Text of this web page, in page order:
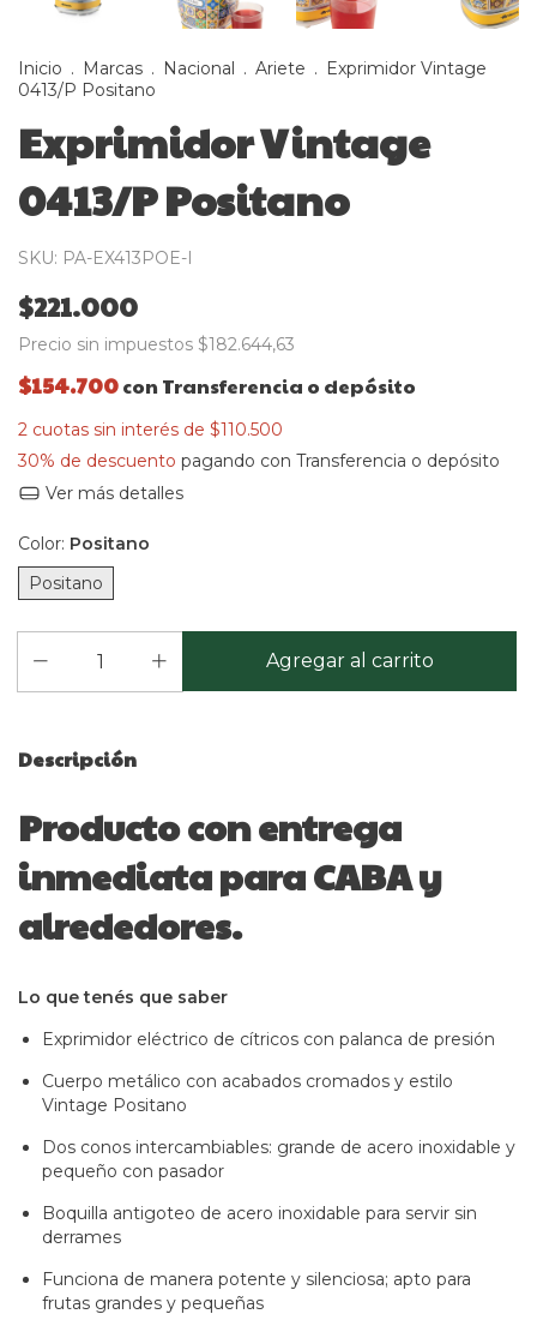
Inicio . Marcas . Nacional . Ariete . Exprimidor Vintage
0413/P Positano
Exprimidor Vintage
0413/P Positano
SKU: PA-EX413POE-I
$221.000
Precio sin impuestos $182.644,63
$154.700con Transferencia o depósito
2 cuotas sin interés de $110.500
30% de descuento pagando con Transferencia o depósito
Ver más detalles
Color: Positano
Positano
Descripción
Producto con entrega
inmediata para CABA y
alrededores.
Lo que tenés que saber
Exprimidor eléctrico de cítricos con palanca de presión
Cuerpo metálico con acabados cromados y estilo
Vintage Positano
Dos conos intercambiables: grande de acero inoxidable y
pequeño con pasador
Boquilla antigoteo de acero inoxidable para servir sin
derrames
Funciona de manera potente y silenciosa; apto para
frutas grandes y pequeñas